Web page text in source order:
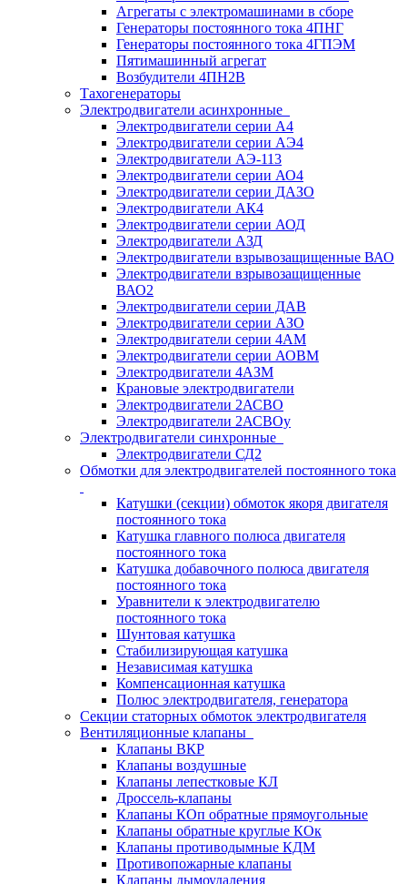
Агрегаты с электромашинами в сборе
Генераторы постоянного тока 4ПНГ
Генераторы постоянного тока 4ГПЭМ
Пятимашинный агрегат
Возбудители 4ПН2В
Тахогенераторы
Электродвигатели асинхронные
Электродвигатели серии А4
Электродвигатели серии АЭ4
Электродвигатели АЭ-113
Электродвигатели серии АО4
Электродвигатели серии ДАЗО
Электродвигатели АК4
Электродвигатели серии АОД
Электродвигатели АЗД
Электродвигатели взрывозащищенные ВАО
Электродвигатели взрывозащищенные
ВАО2
Электродвигатели серии ДАВ
Электродвигатели серии АЗО
Электродвигатели серии 4АМ
Электродвигатели серии АОВМ
Электродвигатели 4АЗМ
Крановые электродвигатели
Электродвигатели 2АСВО
Электродвигатели 2АСВОу
Электродвигатели синхронные
Электродвигатели СД2
Обмотки для электродвигателей постоянного тока
Катушки (секции) обмоток якоря двигателя
постоянного тока
Катушка главного полюса двигателя
постоянного тока
Катушка добавочного полюса двигателя
постоянного тока
Уравнители к электродвигателю
постоянного тока
Шунтовая катушка
Стабилизирующая катушка
Независимая катушка
Компенсационная катушка
Полюс электродвигателя, генератора
Секции статорных обмоток электродвигателя
Вентиляционные клапаны
Клапаны ВКР
Клапаны воздушные
Клапаны лепестковые КЛ
Дроссель-клапаны
Клапаны КОп обратные прямоугольные
Клапаны обратные круглые КОк
Клапаны противодымные КДМ
Противопожарные клапаны
Клапаны дымоудаления